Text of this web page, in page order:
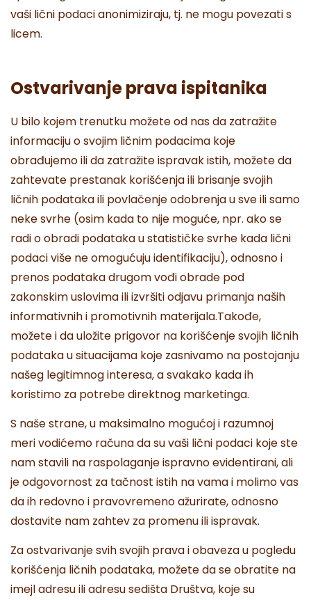
vaši lični podaci anonimiziraju, tj. ne mogu povezati s
licem.
Ostvarivanje prava ispitanika
U bilo kojem trenutku možete od nas da zatražite
informaciju o svojim ličnim podacima koje
obrađujemo ili da zatražite ispravak istih, možete da
zahtevate prestanak korišćenja ili brisanje svojih
ličnih podataka ili povlačenje odobrenja u sve ili samo
neke svrhe (osim kada to nije moguće, npr. ako se
radi o obradi podataka u statističke svrhe kada lični
podaci više ne omogućuju identifikaciju), odnosno i
prenos podataka drugom vođi obrade pod
zakonskim uslovima ili izvršiti odjavu primanja naših
informativnih i promotivnih materijala.Takođe,
možete i da uložite prigovor na korišćenje svojih ličnih
podataka u situacijama koje zasnivamo na postojanju
našeg legitimnog interesa, a svakako kada ih
koristimo za potrebe direktnog marketinga.
S naše strane, u maksimalno mogućoj i razumnoj
meri vodićemo računa da su vaši lični podaci koje ste
nam stavili na raspolaganje ispravno evidentirani, ali
je odgovornost za tačnost istih na vama i molimo vas
da ih redovno i pravovremeno ažurirate, odnosno
dostavite nam zahtev za promenu ili ispravak.
Za ostvarivanje svih svojih prava i obaveza u pogledu
korišćenja ličnih podataka, možete da se obratite na
imejl adresu ili adresu sedišta Društva, koje su